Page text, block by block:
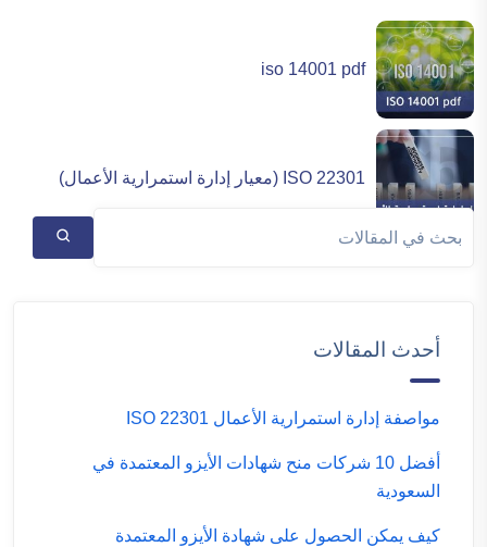
iso 14001 pdf
ISO 22301 (معيار إدارة استمرارية الأعمال)
أحدث المقالات
مواصفة إدارة استمرارية الأعمال ISO 22301
أفضل 10 شركات منح شهادات الأيزو المعتمدة في
السعودية
كيف يمكن الحصول على شهادة الأيزو المعتمدة